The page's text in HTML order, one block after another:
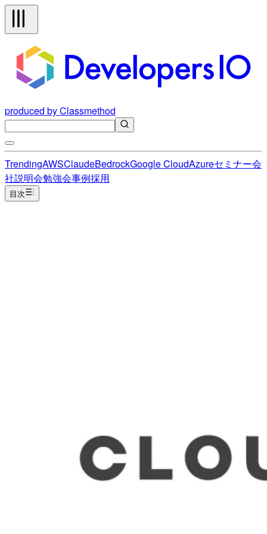
produced by Classmethod
TrendingAWSClaudeBedrockGoogle CloudAzureセミナー会
社説明会勉強会事例採用
目次